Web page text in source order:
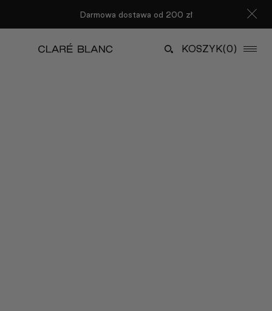
Darmowa dostawa od 200 zł
KOSZYK(0)